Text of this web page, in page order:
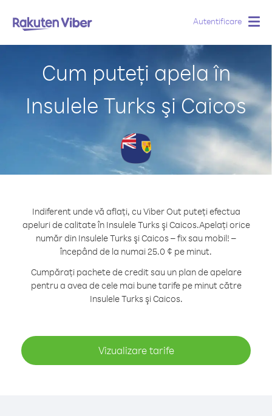
Autentificare
Cum puteți apela în
Insulele Turks şi Caicos
Indiferent unde vă aflați, cu Viber Out puteți efectua
apeluri de calitate în Insulele Turks şi Caicos.Apelați orice
număr din Insulele Turks şi Caicos – fix sau mobil! –
începând de la numai 25.0 ¢ pe minut.
Cumpărați pachete de credit sau un plan de apelare
pentru a avea de cele mai bune tarife pe minut către
Insulele Turks şi Caicos.
Vizualizare tarife